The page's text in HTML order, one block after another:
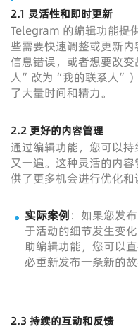
2.1 灵活性和即时更新
Telegram 的编辑功能提
些需要快速调整或更新
信息错误，或者想要改
人”改为“我的联系人”
了大量时间和精力。
2.2 更好的内容管理
通过编辑功能，您可以
又一遍。这种灵活的内
供了更多机会进行优化和
实际案例：如果您发
于活动的细节发生变
助编辑功能，您可以
必重新发布一条新的
2.3 持续的互动和反馈